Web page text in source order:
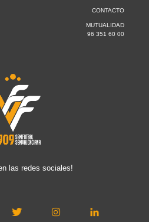
CONTACTO
MUTUALIDAD
96 351 60 00
las redes sociales!